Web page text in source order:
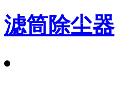
滤筒除尘器